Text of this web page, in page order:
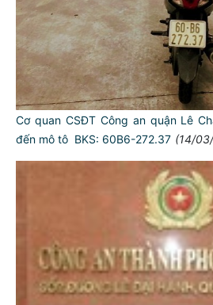
Cơ quan CSĐT Công an quận Lê
đến mô tô BKS: 60B6-272.37 (14/